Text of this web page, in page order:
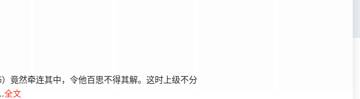
竟然牵连其中，令他百思不得其解。这时上级不分
全文